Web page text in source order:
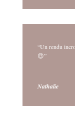
“Un rendu
😍”
Nathalie